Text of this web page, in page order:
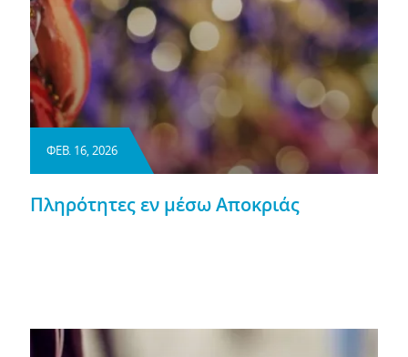
ΦΕΒ. 16, 2026
Πληρότητες εν μέσω Αποκριάς